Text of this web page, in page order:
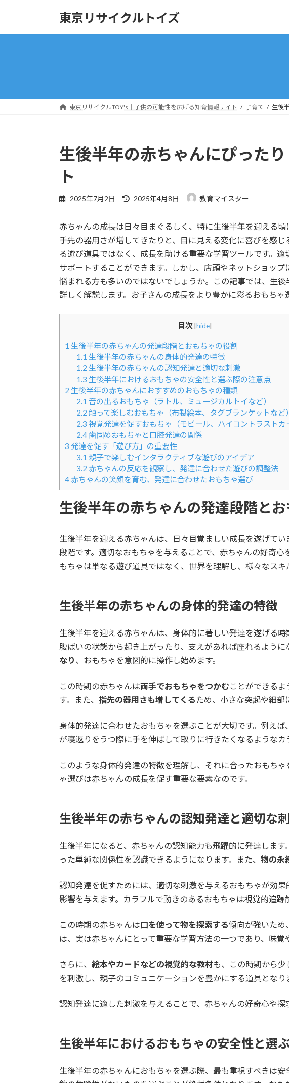
東京リサイクルトイズ
東京リサイクルTOY's｜子供の可能性を広げる知育情報サイト 子育て 生後
生後半年の赤ちゃんにぴった
ト
2025年7月2日
最
新
日
:
2025年4月8日 教育マイスター
赤ちゃんの成長は日々目まぐるしく、特に生後半年を迎える
手先の器用さが増してきたりと、目に見える変化に喜びを感
る遊び道具ではなく、成長を助ける重要な学習ツールです。
サポートすることができます。しかし、店頭やネットショッ
悩まれる方も多いのではないでしょうか。この記事では、生
詳しく解説します。お子さんの成長をより豊かに彩るおもちゃ
目次 [hide]
1 生後半年の赤ちゃんの発達段階とおもちゃの役割
1.1 生後半年の赤ちゃんの身体的発達の特徴
1.2 生後半年の赤ちゃんの認知発達と適切な刺激
1.3 生後半年におけるおもちゃの安全性と選ぶ際の注意点
2 生後半年の赤ちゃんにおすすめのおもちゃの種類
2.1 音の出るおもちゃ（ラトル、ミュージカルトイなど）
2.2 触って楽しむおもちゃ（布製絵本、タグブランケットなど）
2.3 視覚発達を促すおもちゃ（モビール、ハイコントラストカ
2.4歯固めおもちゃと口腔発達の関係
3 発達を促す「遊び方」の重要性
3.1 親子で楽しむインタラクティブな遊びのアイデア
3.2 赤ちゃんの反応を観察し、発達に合わせた遊びの調整法
4 赤ちゃんの笑顔を育む、発達に合わせたおもちゃ選び
生後半年の赤ちゃんの発達段階とお
生後半年を迎える赤ちゃんは、日々目覚ましい成長を遂げて
段階です。適切なおもちゃを与えることで、赤ちゃんの好奇
もちゃは単なる遊び道具ではなく、世界を理解し、様々なスキ
生後半年の赤ちゃんの身体的発達の特徴
生後半年を迎える赤ちゃんは、身体的に著しい発達を遂げる
腹ばいの状態から起き上がったり、支えがあれば座れるように
なり 、おもちゃを意図的に操作し始めます。
この時期の赤ちゃんは両手でおもちゃをつかむことができる
す。また、 指先の器用さも増してくる ため、小さな突起や細部
身体的発達に合わせたおもちゃを選ぶことが大切です。例え
が寝返りをうつ際に手を伸ばして取りに行きたくなるような
このような身体的発達の特徴を理解し、それに合ったおもち
ゃ選びは赤ちゃんの成長を促す重要な要素なのです。
生後半年の赤ちゃんの認知発達と適切な
生後半年になると、赤ちゃんの認知能力も飛躍的に発達します
った単純な関係性を認識できるようになります。また、 物の永
認知発達を促すためには、適切な刺激を与えるおもちゃが効果
影響を与えます。カラフルで動きのあるおもちゃは視覚的追跡
この時期の赤ちゃんは口を使って物を探索する傾向が強いため
は、実は赤ちゃんにとって重要な学習方法の一つであり、味覚
さらに、 絵本やカードなどの視覚的な教材も、この時期から
を刺激し、親子のコミュニケーションを豊かにする道具となり
認知発達に適した刺激を与えることで、赤ちゃんの好奇心や
生後半年におけるおもちゃの安全性と選
生後半年の赤ちゃんにおもちゃを選ぶ際、最も重視すべきは